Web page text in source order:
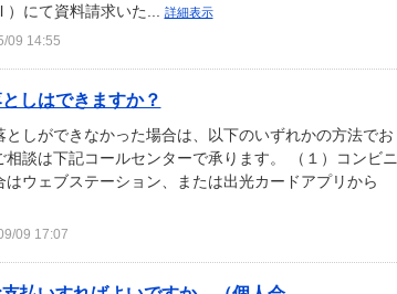
にて資料請求いた...
詳細表示
09 14:55
しはできますか？
しができなかった場合は、以下のいずれかの方法でお
談は下記コールセンターで承ります。 （１）コンビニ
ウェブステーション、または出光カードアプリから
09 17:07